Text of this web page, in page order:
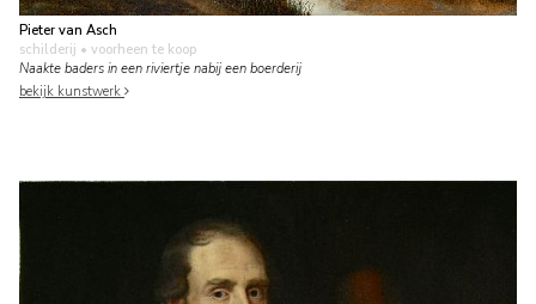
Pieter van Asch
schilderij • voorheen te koop
Naakte baders in een riviertje nabij een boerderij
bekijk kunstwerk